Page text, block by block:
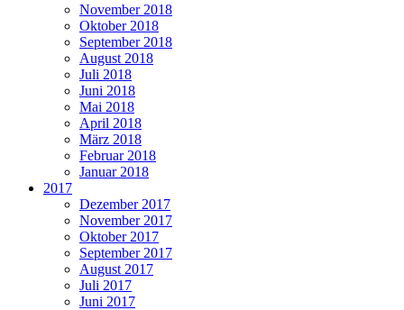
November 2018
Oktober 2018
September 2018
August 2018
Juli 2018
Juni 2018
Mai 2018
April 2018
März 2018
Februar 2018
Januar 2018
2017
Dezember 2017
November 2017
Oktober 2017
September 2017
August 2017
Juli 2017
Juni 2017